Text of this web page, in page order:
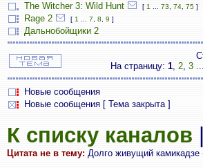
The Witcher 3: Wild Hunt
[ 1 73 74 75 ]
Rage 2 [ 1 7 8 9 ]
Дальнобойщики 2
На страницу: 1, 2, 3 ...
Новые сообщения
Новые сообщения [ Тема закрыта ]
К списку каналов
Цитата не в тему: Долго живущий камикадзе